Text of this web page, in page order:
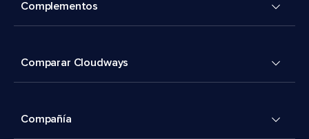
Complementos
Comparar Cloudways
Compañía